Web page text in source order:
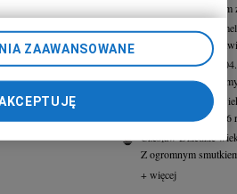
Z głębokim
Barbara Buchta-Demel
Z głębokim żalem
Zygfryd Nowak
Z żalem
Janusz Kożusznik
Dnia 7 kwietnia 2026
Czesław Dziedzic
Z ogromnym
+ więcej
ZAAWANSOWANE